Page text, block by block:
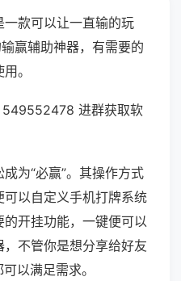
款可以让一直输的玩
赢辅助神器，有需要的
。
549552478 进群获取软
为“必赢”。其操作方式
以自定义手机打牌系统
开挂功能，一键便可以
不管你是想分享给好友
以满足需求。